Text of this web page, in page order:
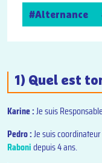
#Alternance
1) Quel est
Karine :Je suis
Pedro :Je suis
Rabonidepuis 4 ans.